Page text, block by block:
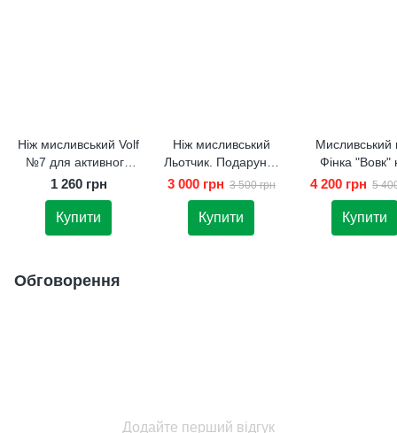
Ніж мисливський Volf
№7 для активного
відпочинку
1 260 грн
Купити
Ніж мисливський
Льотчик. Подарунок
чоловіку.
3 000 грн 3 500 грн
Купити
Мисливський
Фінка "Вовк"
подарунок
4 200 грн 5
Купити
Обговорення
Додайте перший відгук